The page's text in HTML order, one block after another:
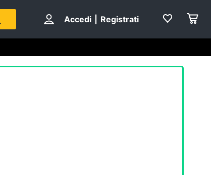
Accedi Registrati